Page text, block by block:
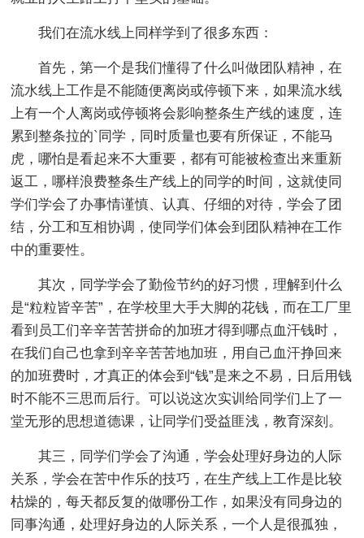
我们在流水线上同样学到了很多东西：
首先，第一个是我们懂得了什么叫做团队精神，在
流水线上工作是不能随便离岗或停顿下来，如果流水线
上有一个人离岗或停顿将会影响整条生产线的速度，连
累到整条拉的`同学，同时质量也要有所保证，不能马
虎，哪怕是看起来不大重要，都有可能被检查出来重新
返工，哪样浪费整条生产线上的同学的时间，这就使同
学们学会了办事情谨慎、认真、仔细的对待，学会了团
结，分工和互相协调，使同学们体会到团队精神在工作
中的重要性。
其次，同学学会了勤俭节约的好习惯，理解到什么
是“粒粒皆辛苦”，在学校里大手大脚的花钱，而在工厂里
看到员工们辛辛苦苦拼命的加班才得到哪点血汗钱时，
在我们自己也拿到辛辛苦苦地加班，用自己血汗挣回来
的加班费时，才真正的体会到“钱”是来之不易，日后用钱
时不能不三思而后行。可以说这次实训给同学们上了一
堂无形的思想道德课，让同学们受益匪浅，教育深刻。
其三，同学们学会了沟通，学会处理好身边的人际
关系，学会在苦中作乐的技巧，在生产线上工作是比较
枯燥的，每天都反复的做哪份工作，如果没有同身边的
同事沟通，处理好身边的人际关系，一个人是很孤独，